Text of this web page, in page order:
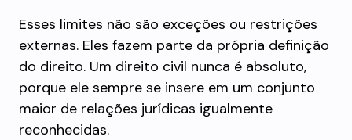
Esses limites não são exceções ou restrições
externas. Eles fazem parte da própria definição
do direito. Um direito civil nunca é absoluto,
porque ele sempre se insere em um conjunto
maior de relações jurídicas igualmente
reconhecidas.